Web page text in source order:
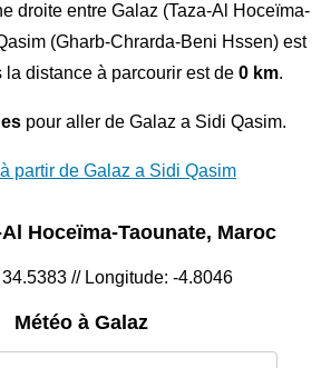
droite entre Galaz (Taza-Al Hoceïma-
(Gharb-Chrarda-Beni Hssen) est
la distance à parcourir est de 0 km.
pour aller de Galaz a Sidi Qasim.
partir de Galaz a Sidi Qasim
Hoceïma-Taounate, Maroc
34.5383 // Longitude: -4.8046
Météo à Galaz